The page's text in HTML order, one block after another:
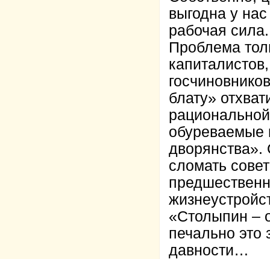
выгодна у
рабочая сила.
Проблема
блату»
обуреваемые
сломать
«Столыпин –
печально это
давности…